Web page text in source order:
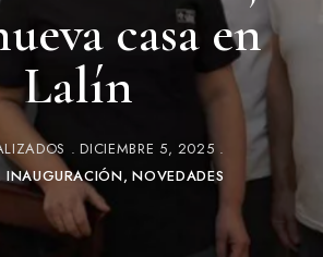
casa en
Lalín
DICIEMBRE 5, 2025
INAUGURACIÓN NOVEDADES